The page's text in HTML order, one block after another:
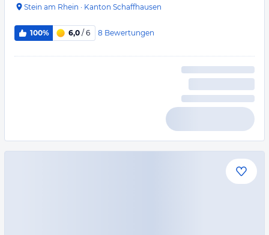
Stein am Rhein · Kanton Schaffhausen
100% 6,0 / 6 8 Bewertungen